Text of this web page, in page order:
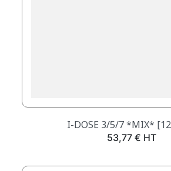
I-DOSE 3/5/7 *MIX*
Prix
53,77 € HT